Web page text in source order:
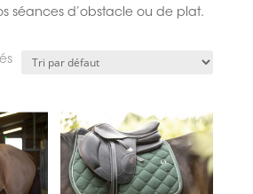
séances d’obstacle ou de plat.